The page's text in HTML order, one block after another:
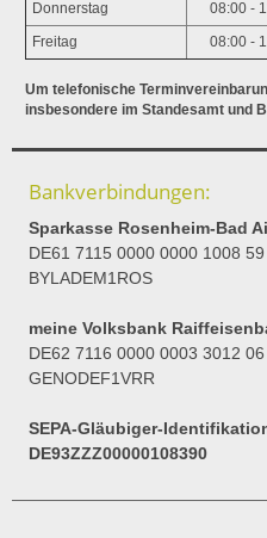
Donnerstag 08:00 -
Freitag 08:00 -
Um telefonische
insbesondere im Standesamt und
Bankverbindungen:
Sparkasse Rosenheim-Bad
DE61 7115 0000 0000 1008 59
BYLADEM1ROS
meine Volksbank
DE62 7116 0000 0003 3012 06
GENODEF1VRR
SEPA-Gläubiger-
DE93ZZZ00000108390